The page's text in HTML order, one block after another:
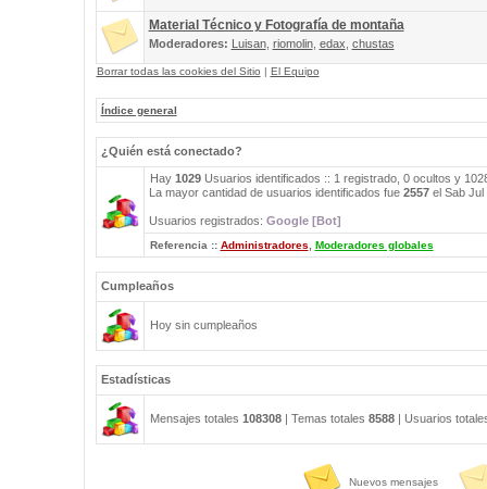
Material Técnico y Fotografía de montaña
Moderadores: Luisan, riomolin, edax chustas
Borrar todas las cookies del Sitio | El Equipo
Índice general
¿Quién está conectado?
Hay 1029Usuarios identificados :: 1 registrado, 0 ocultos y
La mayor cantidad de usuarios identificados fue 2557el Sab Jul
Usuarios registrados: Google [Bot]
Referencia :: Administradores Moderadores globales
Cumpleaños
Hoy sin cumpleaños
Estadísticas
Mensajes totales 108308| Temas totales 8588| Usuarios
Nuevos mensajes